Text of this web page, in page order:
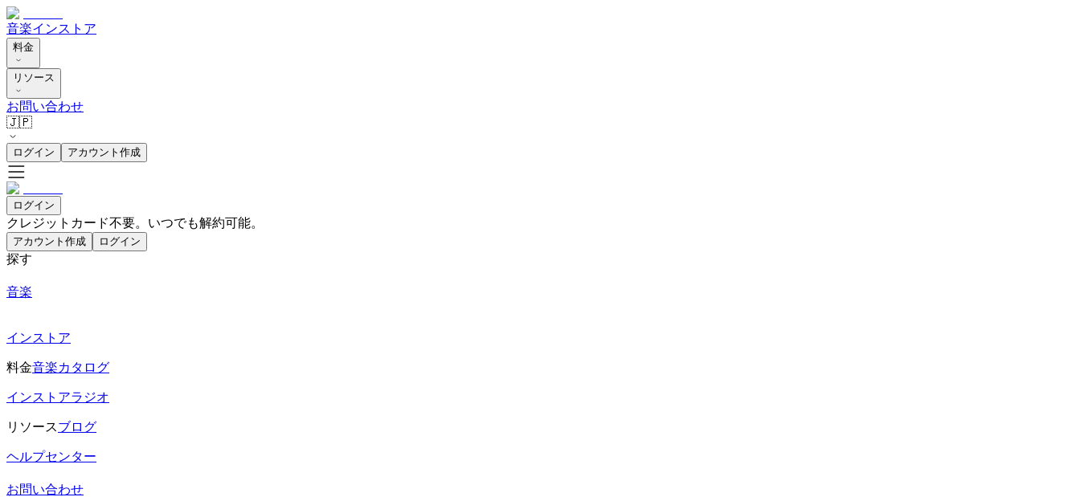
音楽インストア
料金
リソース
お問い合わせ
🇯🇵
ログイン アカウント作成
ログイン
クレジットカード不要。いつでも解約可能。
アカウント作成 ログイン
探す
音楽
インストア
料金音楽カタログ
インストアラジオ
リソースブログ
ヘルプセンター
お問い合わせ